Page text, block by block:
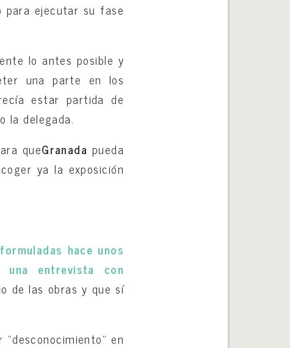
para ejecutar su fase
lo antes posible y
una parte en los
estar partida de
la delegada.
queGranada pueda
ya la exposición
hace unos
una entrevista con
de las obras y que sí
en